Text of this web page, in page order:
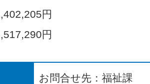
円
円
お問合せ先：福祉課